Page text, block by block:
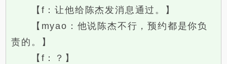
【f：让他给陈杰发消息通过。】
【myao：他说陈杰不行，预约都是你负
责的。】
【f：？】